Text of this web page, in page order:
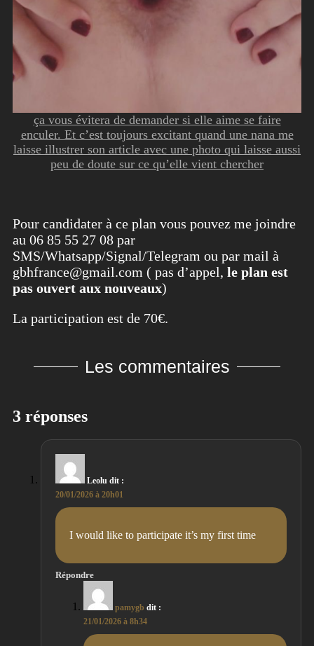
ça vous évitera de demander si elle aime se faire
enculer. Et c’est toujours excitant quand une nana me
laisse illustrer son article avec une photo qui laisse aussi
peu de doute sur ce qu’elle vient chercher
Pour candidater à ce plan vous pouvez me joindre
au 06 85 55 27 08 par
SMS/Whatsapp/Signal/Telegram ou par mail à
gbhfrance@gmail.com ( pas d’appel, le plan est
pas ouvert aux nouveaux)
La participation est de 70€.
Les commentaires
3 réponses
Leolu dit :
20/01/2026 à 20h01
I would like to participate it’s my first time
Répondre
pamygb dit :
21/01/2026 à 8h34